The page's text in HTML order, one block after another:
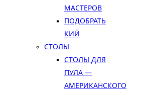
МАСТЕРОВ
ПОДОБРАТЬ
КИЙ
СТОЛЫ
СТОЛЫ ДЛЯ
ПУЛА —
АМЕРИКАНСКОГО